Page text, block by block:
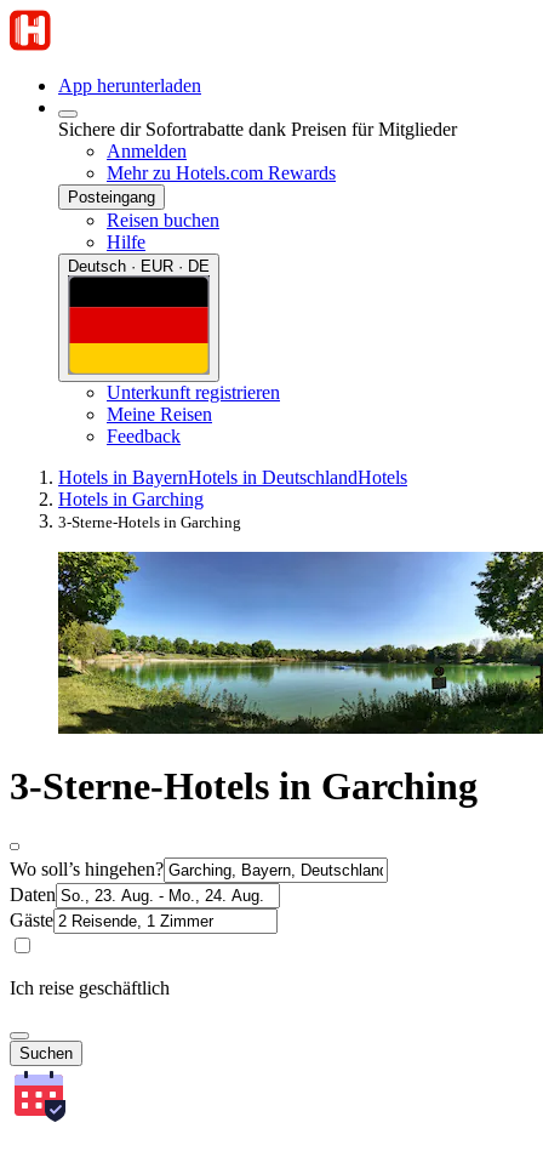
App herunterladen
Sichere dir Sofortrabatte dank Preisen für Mitglieder
Anmelden
Mehr zu Hotels.com Rewards
Posteingang
Reisen buchen
Hilfe
Deutsch · EUR · DE
Unterkunft registrieren
Meine Reisen
Feedback
Hotels in BayernHotels in DeutschlandHotels
Hotels in Garching
3-Sterne-Hotels in Garching
3-Sterne-Hotels in Garching
Wo soll’s hingehen?
Daten
Gäste
Ich reise geschäftlich
Suchen